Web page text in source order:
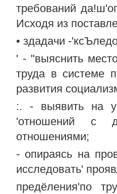
требований
Исходя из
• здадачи -
' - "выяснить
труда в системе
развития
:. - выявить на
'отношений с
отношениями;
- опираясь на
исследовать'
предёления'по